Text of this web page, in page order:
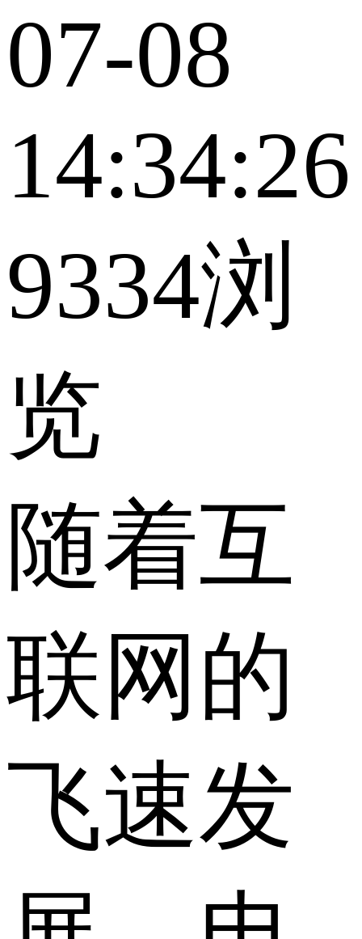
07-08
14:34:26
9334浏
览
随着互
联网的
飞速发